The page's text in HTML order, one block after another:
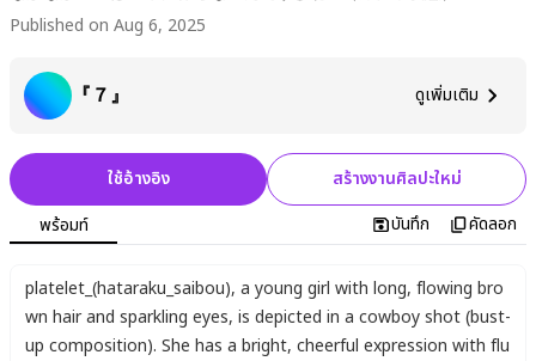
Published on Aug 6, 2025
『７』 ดูเพิ่มเติม
ใช้อ้างอิง
สร้างงานศิลปะใหม่
พร้อมท์
บันทึก คัดลอก
platelet_(hataraku_saibou), a young girl with long, flowing bro
wn hair and sparkling eyes, is depicted in a cowboy shot (bust-
up composition). She has a bright, cheerful expression with flu